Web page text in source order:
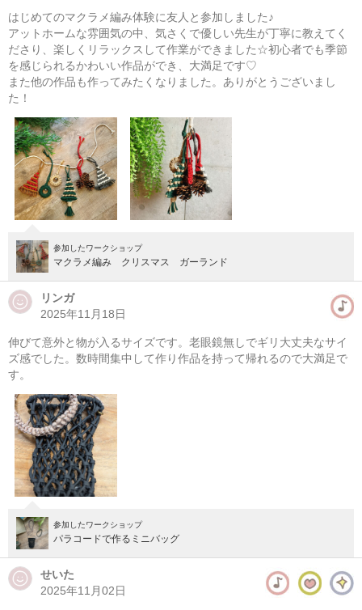
マクラメ編み メッシュバッグ
東京 （東横線）学芸大学駅から徒歩14分
08/11(火・祝) 11:00-15:00
東京 （東横線）学芸大学駅から徒歩14分
はじめてのマクラメ編み体験に友人と参加しました♪
アットホームな雰囲気の中、気さくで優しい先生が丁寧に教えてく
ださり、楽しくリラックスして作業ができました☆初心者でも季節
を感じられるかわいい作品ができ、大満足です♡
また他の作品も作ってみたくなりました。ありがとうございまし
た！
参加したワークショップ
マクラメ編み クリスマス ガーランド
リンガ
2025年11月18日
伸びて意外と物が入るサイズです。老眼鏡無しでギリ大丈夫なサイ
ズ感でした。数時間集中して作り作品を持って帰れるので大満足で
す。
参加したワークショップ
パラコードで作るミニバッグ
せいた
2025年11月02日